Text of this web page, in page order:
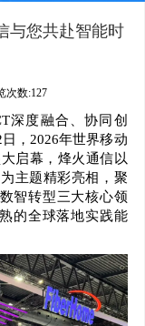
与您共赴智能时
次数:127
深度融合、协同创
，2026年世界移动
启幕，烽火通信以
为主题精彩亮相，聚
智转型三大核心领
的全球落地实践能